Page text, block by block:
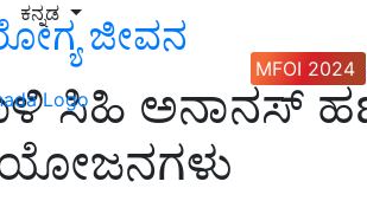
ಕನ್ನಡ
MFOI 2024
ಜೀವನ
ಸಿಹಿ ಅನಾನಸ್